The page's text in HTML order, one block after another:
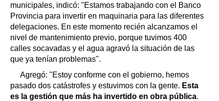
municipales, indicó: "Estamos trabajando con el Banco
Provincia para invertir en maquinaria para las diferentes
delegaciones. En este momento recién alcanzamos el
nivel de mantenimiento previo, porque tuvimos 400
calles socavadas y el agua agravó la situación de las
que ya tenían problemas".
Agregó: "Estoy conforme con el gobierno, hemos
pasado dos catástrofes y estuvimos con la gente. Esta
es la gestión que más ha invertido en obra pública.